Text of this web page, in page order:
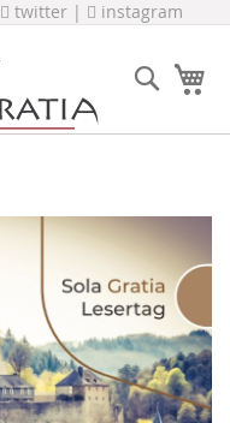
twitter | instagram
Suche